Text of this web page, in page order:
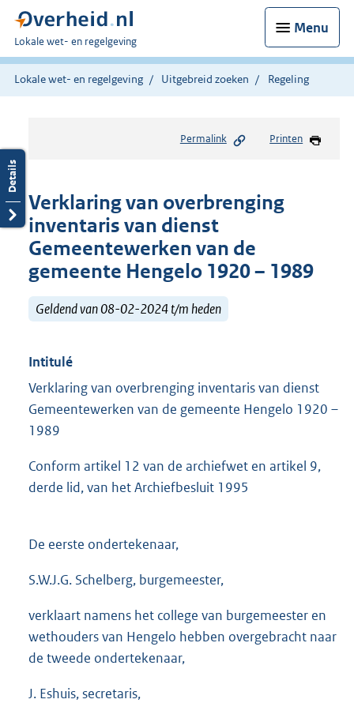
Menu
U
bent
hier:
Lokale wet- en regelgeving
Lokale wet- en regelgeving Uitgebreid zoeken Regeling
Permalink Printen
Verklaring van overbrenging
inventaris van dienst
Gemeentewerken van de
gemeente Hengelo 1920 – 1989
Geldend van 08-02-2024 t/m heden
Intitulé
Verklaring van overbrenging inventaris van dienst
Gemeentewerken van de gemeente Hengelo 1920 –
1989
Conform artikel 12 van de archiefwet en artikel 9,
derde lid, van het Archiefbesluit 1995
De eerste ondertekenaar,
S.W.J.G. Schelberg, burgemeester,
verklaart namens het college van burgemeester en
wethouders van Hengelo hebben overgebracht naar
de tweede ondertekenaar,
J. Eshuis, secretaris,